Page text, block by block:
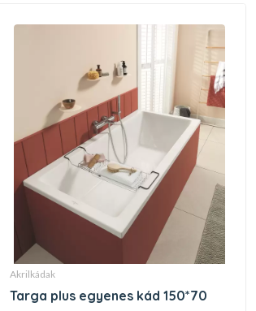
akrilkádak
targa plus egyenes kád 150*70